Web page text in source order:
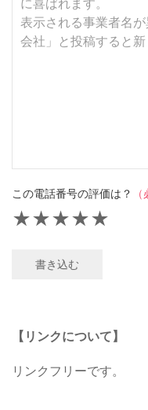
この電話番号の評価は？
★
★
★
★
★
書き込む
【リンクについて】
リンクフリーです。